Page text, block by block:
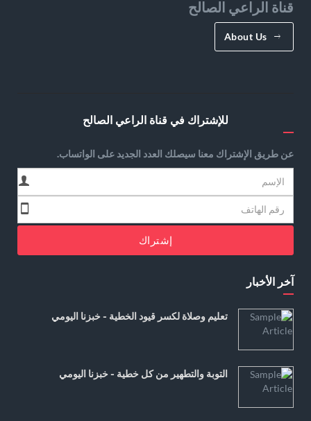
قناة الراعي الصالح
About Us
للإشتراك في قناة الراعي الصالح
عن طريق الإشتراك معنا سيصلك العدد الجديد على الواتساب.
إشتراك
آخر الأخبار
تعليم وصلاة لكسر قيود الخطية - خبزنا اليومي
التوبة والتطهير من كل خطية - خبزنا اليومي